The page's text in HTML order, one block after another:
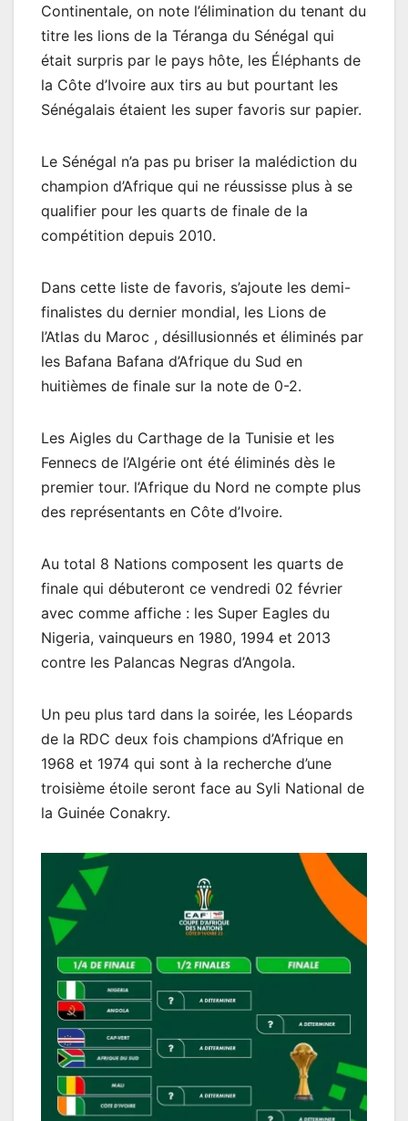
Continentale, on note l’élimination du tenant du
titre les lions de la Téranga du Sénégal qui
était surpris par le pays hôte, les Éléphants de
la Côte d’Ivoire aux tirs au but pourtant les
Sénégalais étaient les super favoris sur papier.
Le Sénégal n’a pas pu briser la malédiction du
champion d’Afrique qui ne réussisse plus à se
qualifier pour les quarts de finale de la
compétition depuis 2010.
Dans cette liste de favoris, s’ajoute les demi-
finalistes du dernier mondial, les Lions de
l’Atlas du Maroc , désillusionnés et éliminés par
les Bafana Bafana d’Afrique du Sud en
huitièmes de finale sur la note de 0-2.
Les Aigles du Carthage de la Tunisie et les
Fennecs de l’Algérie ont été éliminés dès le
premier tour. l’Afrique du Nord ne compte plus
des représentants en Côte d’Ivoire.
Au total 8 Nations composent les quarts de
finale qui débuteront ce vendredi 02 février
avec comme affiche : les Super Eagles du
Nigeria, vainqueurs en 1980, 1994 et 2013
contre les Palancas Negras d’Angola.
Un peu plus tard dans la soirée, les Léopards
de la RDC deux fois champions d’Afrique en
1968 et 1974 qui sont à la recherche d’une
troisième étoile seront face au Syli National de
la Guinée Conakry.